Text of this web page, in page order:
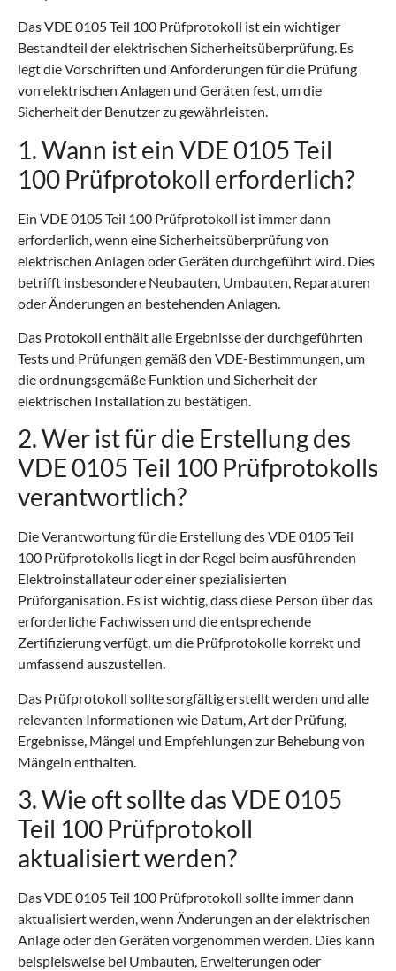
Das VDE 0105 Teil 100 Prüfprotokoll ist ein wichtiger
Bestandteil der elektrischen Sicherheitsüberprüfung. Es
legt die Vorschriften und Anforderungen für die Prüfung
von elektrischen Anlagen und Geräten fest, um die
Sicherheit der Benutzer zu gewährleisten.
1. Wann ist ein VDE 0105 Teil
100 Prüfprotokoll erforderlich?
Ein VDE 0105 Teil 100 Prüfprotokoll ist immer dann
erforderlich, wenn eine Sicherheitsüberprüfung von
elektrischen Anlagen oder Geräten durchgeführt wird. Dies
betrifft insbesondere Neubauten, Umbauten, Reparaturen
oder Änderungen an bestehenden Anlagen.
Das Protokoll enthält alle Ergebnisse der durchgeführten
Tests und Prüfungen gemäß den VDE-Bestimmungen, um
die ordnungsgemäße Funktion und Sicherheit der
elektrischen Installation zu bestätigen.
2. Wer ist für die Erstellung des
VDE 0105 Teil 100 Prüfprotokolls
verantwortlich?
Die Verantwortung für die Erstellung des VDE 0105 Teil
100 Prüfprotokolls liegt in der Regel beim ausführenden
Elektroinstallateur oder einer spezialisierten
Prüforganisation. Es ist wichtig, dass diese Person über das
erforderliche Fachwissen und die entsprechende
Zertifizierung verfügt, um die Prüfprotokolle korrekt und
umfassend auszustellen.
Das Prüfprotokoll sollte sorgfältig erstellt werden und alle
relevanten Informationen wie Datum, Art der Prüfung,
Ergebnisse, Mängel und Empfehlungen zur Behebung von
Mängeln enthalten.
3. Wie oft sollte das VDE 0105
Teil 100 Prüfprotokoll
aktualisiert werden?
Das VDE 0105 Teil 100 Prüfprotokoll sollte immer dann
aktualisiert werden, wenn Änderungen an der elektrischen
Anlage oder den Geräten vorgenommen werden. Dies kann
beispielsweise bei Umbauten, Erweiterungen oder